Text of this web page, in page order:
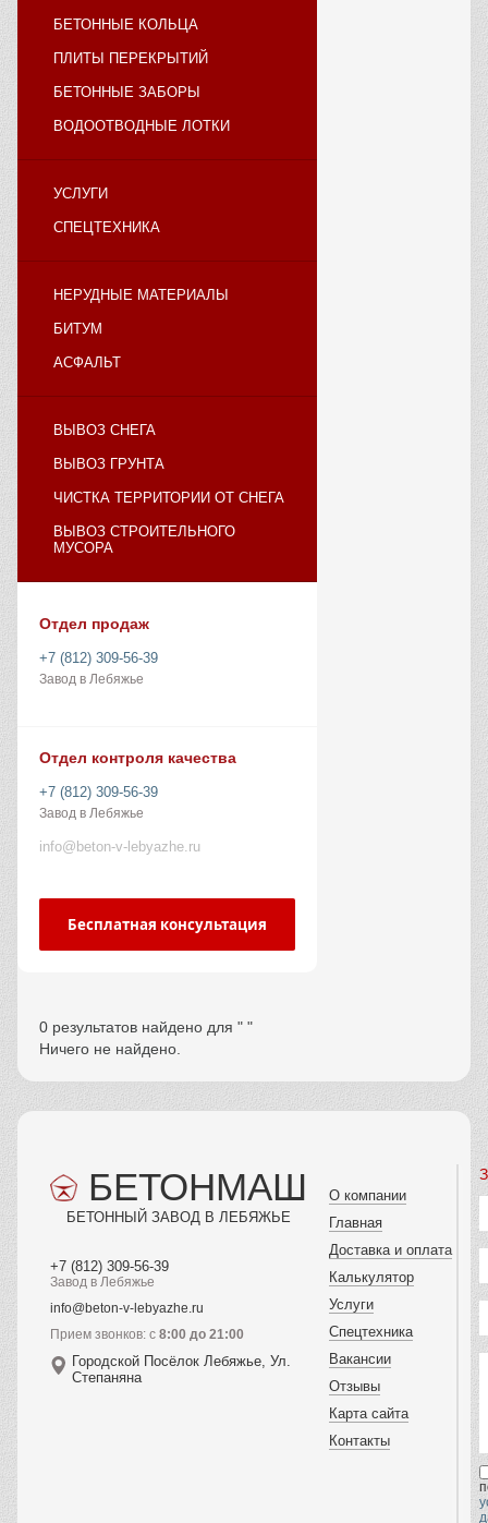
БЕТОННЫЕ КОЛЬЦА
ПЛИТЫ ПЕРЕКРЫТИЙ
БЕТОННЫЕ ЗАБОРЫ
ВОДООТВОДНЫЕ ЛОТКИ
УСЛУГИ
СПЕЦТЕХНИКА
НЕРУДНЫЕ МАТЕРИАЛЫ
БИТУМ
АСФАЛЬТ
ВЫВОЗ СНЕГА
ВЫВОЗ ГРУНТА
ЧИСТКА ТЕРРИТОРИИ ОТ СНЕГА
ВЫВОЗ СТРОИТЕЛЬНОГО
МУСОРА
Отдел продаж
+7 (812) 309-56-39
Завод в Лебяжье
Отдел контроля качества
+7 (812) 309-56-39
Завод в Лебяжье
info@beton-v-lebyazhe.ru
Бесплатная консультация
0 результатов найдено для " "
Ничего не найдено.
БЕТОНМАШ
БЕТОННЫЙ ЗАВОД В ЛЕБЯЖЬЕ
+7 (812) 309-56-39
Завод в Лебяжье
info@beton-v-lebyazhe.ru
Прием звонков: с 8:00 до 21:00
Городской Посёлок Лебяжье, Ул.
Степаняна
О компании
Главная
Доставка и оплата
Калькулятор
Услуги
Спецтехника
Вакансии
Отзывы
Карта сайта
Контакты